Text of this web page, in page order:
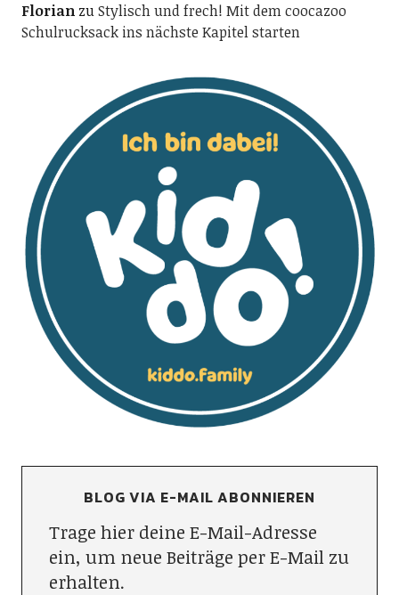
FlorianzuStylisch und frech! Mit dem coocazoo
Schulrucksack ins nächste Kapitel starten
BLOG VIA E-MAIL ABONNIEREN
Trage hier deine E-Mail-Adresse
ein, um neue Beiträge per E-Mail zu
erhalten.